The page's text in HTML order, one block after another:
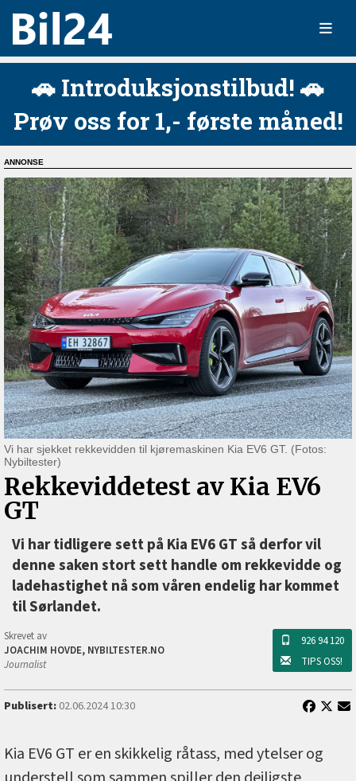
🚗 Introduksjonstilbud! 🚗
Prøv oss for 1,- første måned!
Vi har sjekket rekkevidden til kjøremaskinen Kia EV6 GT. (Fotos:
Nybiltester)
Rekkeviddetest av Kia EV6
GT
Vi har tidligere sett på Kia EV6 GT så derfor vil
denne saken stort sett handle om rekkevidde og
ladehastighet nå som våren endelig har kommet
til Sørlandet.
Skrevet av
JOACHIM HOVDE, NYBILTESTER.NO
Journalist
926 94 120
TIPS OSS!
Publisert:02.06.2024 10:30
Kia EV6 GT er en skikkelig råtass, med ytelser og